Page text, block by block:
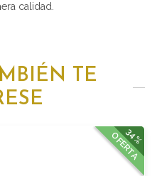
calidad.
TE
34%
OFERTA